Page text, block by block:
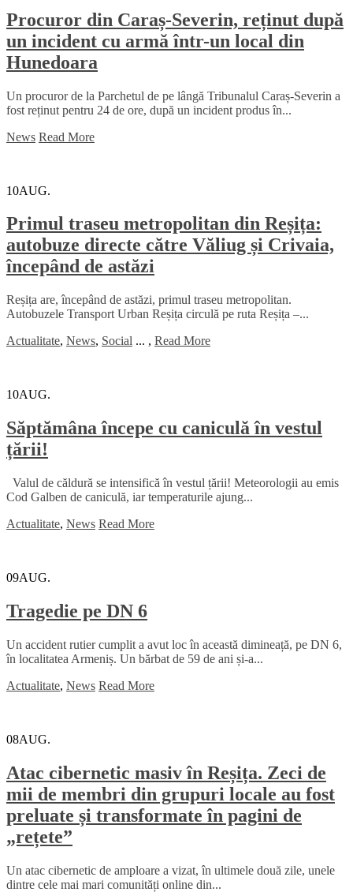
Procuror din Caraș-Severin, reținut după
un incident cu armă într-un local din
Hunedoara
Un procuror de la Parchetul de pe lângă Tribunalul Caraș-Severin a
fost reținut pentru 24 de ore, după un incident produs în...
News Read More
10AUG.
Primul traseu metropolitan din Reșița:
autobuze directe către Văliug și Crivaia,
începând de astăzi
Reșița are, începând de astăzi, primul traseu metropolitan.
Autobuzele Transport Urban Reșița circulă pe ruta Reșița –...
Actualitate, News, Social ... , Read More
10AUG.
Săptămâna începe cu caniculă în vestul
țării!
Valul de căldură se intensifică în vestul țării! Meteorologii au emis
Cod Galben de caniculă, iar temperaturile ajung...
Actualitate, News Read More
09AUG.
Tragedie pe DN 6
Un accident rutier cumplit a avut loc în această dimineață, pe DN 6,
în localitatea Armeniș. Un bărbat de 59 de ani și-a...
Actualitate, News Read More
08AUG.
Atac cibernetic masiv în Reșița. Zeci de
mii de membri din grupuri locale au fost
preluate și transformate în pagini de
„rețete”
Un atac cibernetic de amploare a vizat, în ultimele două zile, unele
dintre cele mai mari comunități online din...